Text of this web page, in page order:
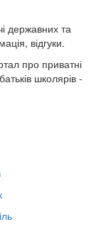
державних та
відгуки.
про приватні
школярів -